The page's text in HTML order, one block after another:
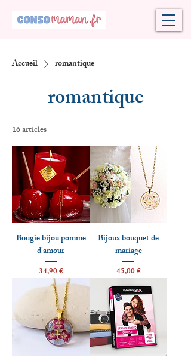
Accueil romantique
romantique
16 articles
Bougie bijou pomme
d'amour
Prix
34,90 €
Bijoux bouquet de
mariage
Prix
45,00 €